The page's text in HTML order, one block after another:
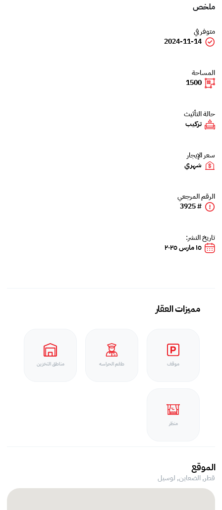
ملخص
متوفر في
2024-11-14
المساحة
1500
حالة التأثيث
تركيب
سعر الإيجار
شهري
الرقم المرجعي
# 3925
تاريخ النشر:
١٥ مارس ٢٠٢٥
مميزات العقار
موقف طقم الحراسه مناطق التخزين
منظر
الموقع
قطر, الضعاين, لوسيل